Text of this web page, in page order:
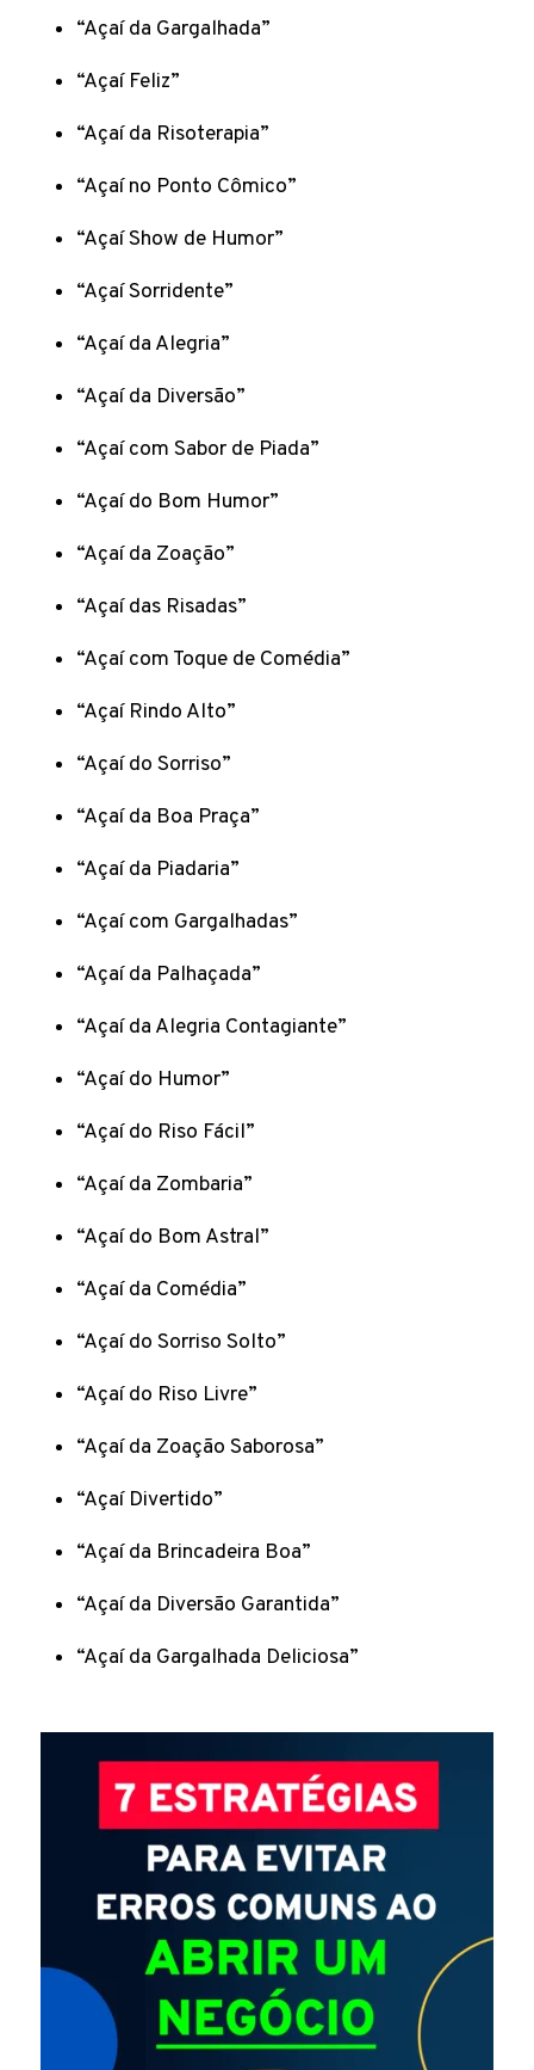
“Açaí da Gargalhada”
“Açaí Feliz”
“Açaí da Risoterapia”
“Açaí no Ponto Cômico”
“Açaí Show de Humor”
“Açaí Sorridente”
“Açaí da Alegria”
“Açaí da Diversão”
“Açaí com Sabor de Piada”
“Açaí do Bom Humor”
“Açaí da Zoação”
“Açaí das Risadas”
“Açaí com Toque de Comédia”
“Açaí Rindo Alto”
“Açaí do Sorriso”
“Açaí da Boa Praça”
“Açaí da Piadaria”
“Açaí com Gargalhadas”
“Açaí da Palhaçada”
“Açaí da Alegria Contagiante”
“Açaí do Humor”
“Açaí do Riso Fácil”
“Açaí da Zombaria”
“Açaí do Bom Astral”
“Açaí da Comédia”
“Açaí do Sorriso Solto”
“Açaí do Riso Livre”
“Açaí da Zoação Saborosa”
“Açaí Divertido”
“Açaí da Brincadeira Boa”
“Açaí da Diversão Garantida”
“Açaí da Gargalhada Deliciosa”